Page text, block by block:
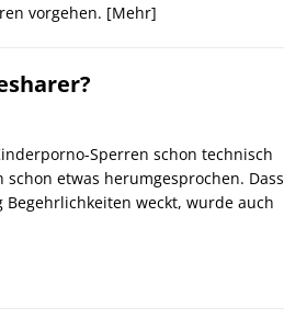
vorgehen. [Mehr]
Sperren schon technisch
etwas herumgesprochen. Dass
Begehrlichkeiten weckt, wurde auch